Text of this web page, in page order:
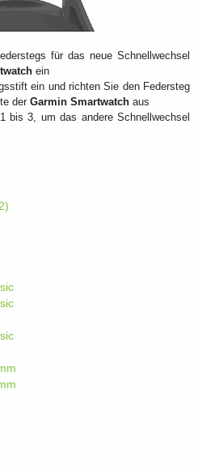
für das neue Schnellwechsel
ein
ein und richten Sie den Federsteg
der Garmin Smartwatch aus
bis 3, um das andere Schnellwechsel